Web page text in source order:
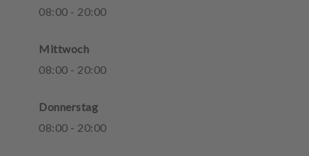
08:00 - 20:00
Mittwoch
08:00 - 20:00
Donnerstag
08:00 - 20:00